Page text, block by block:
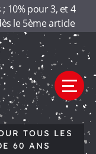
10% pour 3, et 4
le 5ème article
TOUS LES
60 ANS
M
e
n
u